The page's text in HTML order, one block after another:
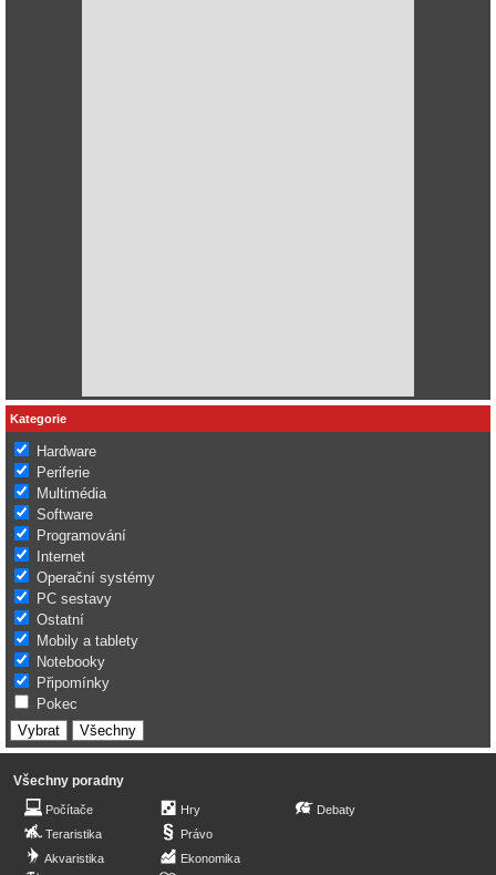
Kategorie
Hardware
Periferie
Multimédia
Software
Programování
Internet
Operační systémy
PC sestavy
Ostatní
Mobily a tablety
Notebooky
Připomínky
Pokec
Všechny poradny
Počítače
Teraristika
Akvaristika
Hry
Právo
Ekonomika
Debaty